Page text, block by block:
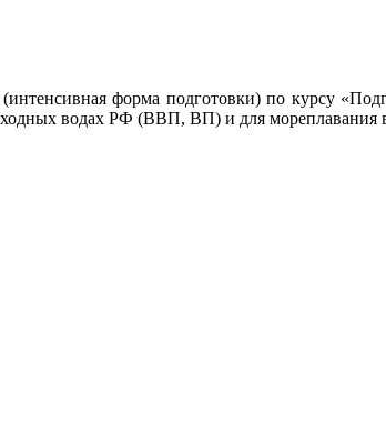
форма подготовки) по курсу
водах РФ (ВВП, ВП) и для